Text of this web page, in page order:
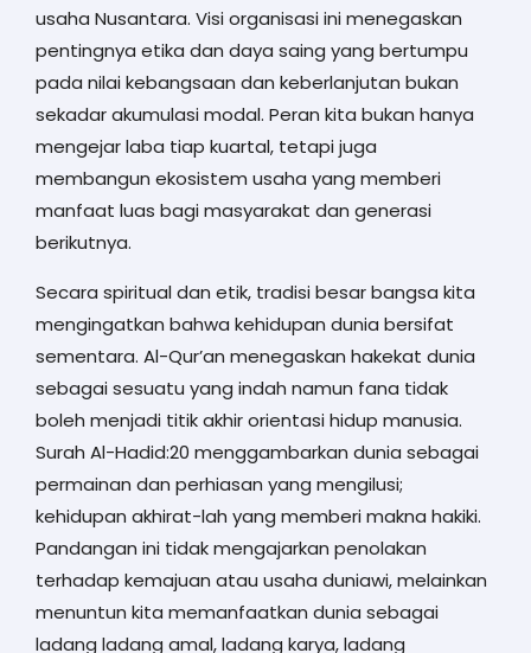
usaha Nusantara. Visi organisasi ini menegaskan
pentingnya etika dan daya saing yang bertumpu
pada nilai kebangsaan dan keberlanjutan bukan
sekadar akumulasi modal. Peran kita bukan hanya
mengejar laba tiap kuartal, tetapi juga
membangun ekosistem usaha yang memberi
manfaat luas bagi masyarakat dan generasi
berikutnya.
Secara spiritual dan etik, tradisi besar bangsa kita
mengingatkan bahwa kehidupan dunia bersifat
sementara. Al-Qur’an menegaskan hakekat dunia
sebagai sesuatu yang indah namun fana tidak
boleh menjadi titik akhir orientasi hidup manusia.
Surah Al-Hadid:20 menggambarkan dunia sebagai
permainan dan perhiasan yang mengilusi;
kehidupan akhirat-lah yang memberi makna hakiki.
Pandangan ini tidak mengajarkan penolakan
terhadap kemajuan atau usaha duniawi, melainkan
menuntun kita memanfaatkan dunia sebagai
ladang ladang amal, ladang karya, ladang